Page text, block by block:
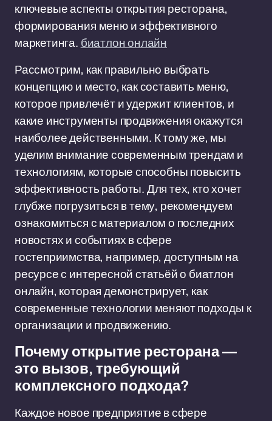
ключевые аспекты открытия ресторана,
формирования меню и эффективного
маркетинга. биатлон онлайн
Рассмотрим, как правильно выбрать
концепцию и место, как составить меню,
которое привлечёт и удержит клиентов, и
какие инструменты продвижения окажутся
наиболее действенными. К тому же, мы
уделим внимание современным трендам и
технологиям, которые способны повысить
эффективность работы. Для тех, кто хочет
глубже погрузиться в тему, рекомендуем
ознакомиться с материалом о последних
новостях и событиях в сфере
гостеприимства, например, доступным на
ресурсе с интересной статьёй о биатлон
онлайн, которая демонстрирует, как
современные технологии меняют подходы к
организации и продвижению.
Почему открытие ресторана —
это вызов, требующий
комплексного подхода?
Каждое новое предприятие в сфере